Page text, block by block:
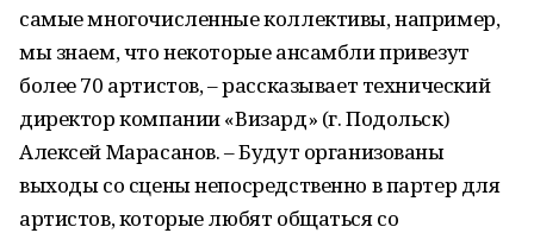
самые многочисленные коллективы, например,
мы знаем, что некоторые ансамбли привезут
более 70 артистов, – рассказывает технический
директор компании «Визард» (г. Подольск)
Алексей Марасанов. – Будут организованы
выходы со сцены непосредственно в партер для
артистов, которые любят общаться со